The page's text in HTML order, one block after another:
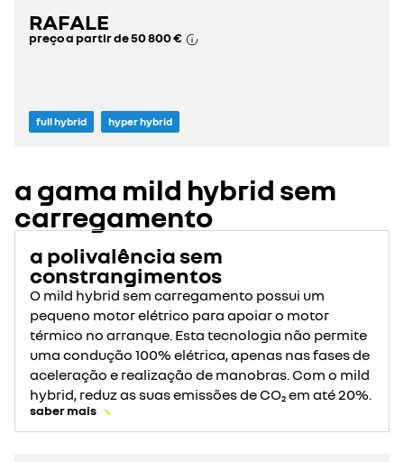
RAFALE
preço a partir de50 800 €
full hybrid hyper hybrid
a gama mild hybrid sem
carregamento
a polivalência sem
constrangimentos
O mild hybrid sem carregamento possui um
pequeno motor elétrico para apoiar o motor
térmico no arranque. Esta tecnologia não permite
uma condução 100% elétrica, apenas nas fases de
aceleração e realização de manobras. Com o mild
hybrid, reduz as suas emissões de CO₂ em até 20%.
saber mais